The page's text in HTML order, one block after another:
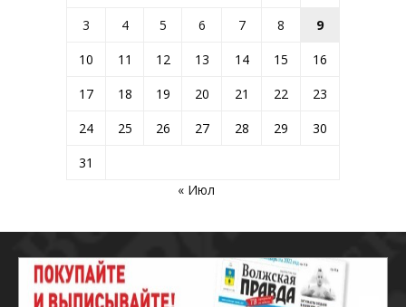
3
4 5 6 7 8
9
10
11 12 13 14 15
16
17
18 19 20 21 22
23
24
25 26 27 28 29
30
31
« Июл